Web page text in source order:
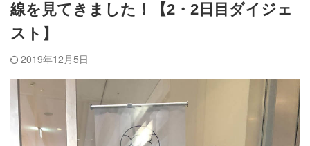
線を見てきました！【2・2日目ダイジェ
スト】
2019年12月5日